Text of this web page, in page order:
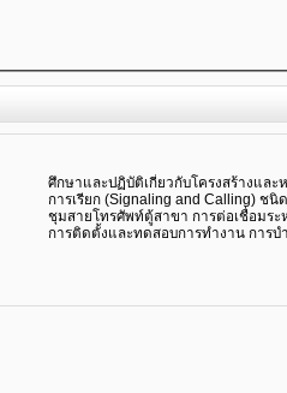
ศึกษาและปฏิบัติเกี่ยวกับโครงสร้างแล
การเรียก (Signaling and Calling) ช
ชุมสายโทรศัพท์ตู้สาขา การต่อเชื่อมร
การติดตั้งและทดสอบการทำงาน การ